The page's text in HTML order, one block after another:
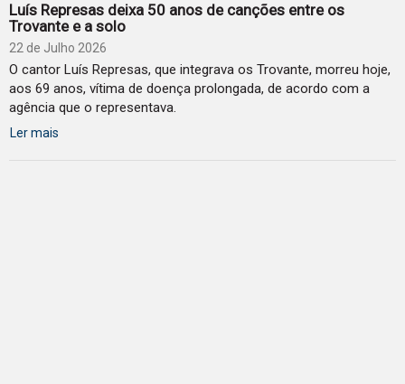
Luís Represas deixa 50 anos de canções entre os
Trovante e a solo
22 de Julho 2026
O cantor Luís Represas, que integrava os Trovante, morreu hoje,
aos 69 anos, vítima de doença prolongada, de acordo com a
agência que o representava.
Ler mais